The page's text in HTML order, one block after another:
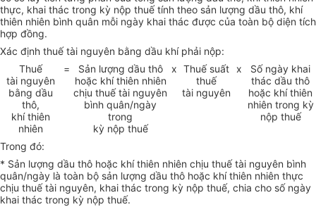
thực, khai thác trong kỳ nộp thuế tính theo sản lượng dầu thô, khí
thiên nhiên bình quân mỗi ngày khai thác được của toàn bộ diện tích
hợp đồng.
Xác định thuế tài nguyên bằng dầu khí phải nộp:
Thuế
tài nguyên
bằng dầu
thô,
khí thiên
nhiên
=
Sản lượng dầu thô
hoặc khí thiên nhiên
chịu thuế tài nguyên
bình quân/ngày
trong
kỳ nộp thuế
x Thuế suất
thuế
tài nguyên
x
Số ngày khai
thác dầu thô
hoặc khí thiên
nhiên trong kỳ
nộp thuế
Trong đó:
* Sản lượng dầu thô hoặc khí thiên nhiên chịu thuế tài nguyên bình
quân/ngày là toàn bộ sản lượng dầu thô hoặc khí thiên nhiên thực
chịu thuế tài nguyên, khai thác trong kỳ nộp thuế, chia cho số ngày
khai thác trong kỳ nộp thuế.